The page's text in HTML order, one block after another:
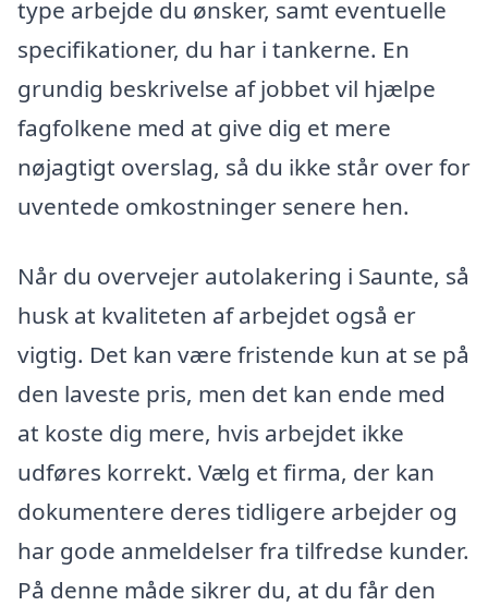
type arbejde du ønsker, samt eventuelle
specifikationer, du har i tankerne. En
grundig beskrivelse af jobbet vil hjælpe
fagfolkene med at give dig et mere
nøjagtigt overslag, så du ikke står over for
uventede omkostninger senere hen.
Når du overvejer autolakering i Saunte, så
husk at kvaliteten af arbejdet også er
vigtig. Det kan være fristende kun at se på
den laveste pris, men det kan ende med
at koste dig mere, hvis arbejdet ikke
udføres korrekt. Vælg et firma, der kan
dokumentere deres tidligere arbejder og
har gode anmeldelser fra tilfredse kunder.
På denne måde sikrer du, at du får den